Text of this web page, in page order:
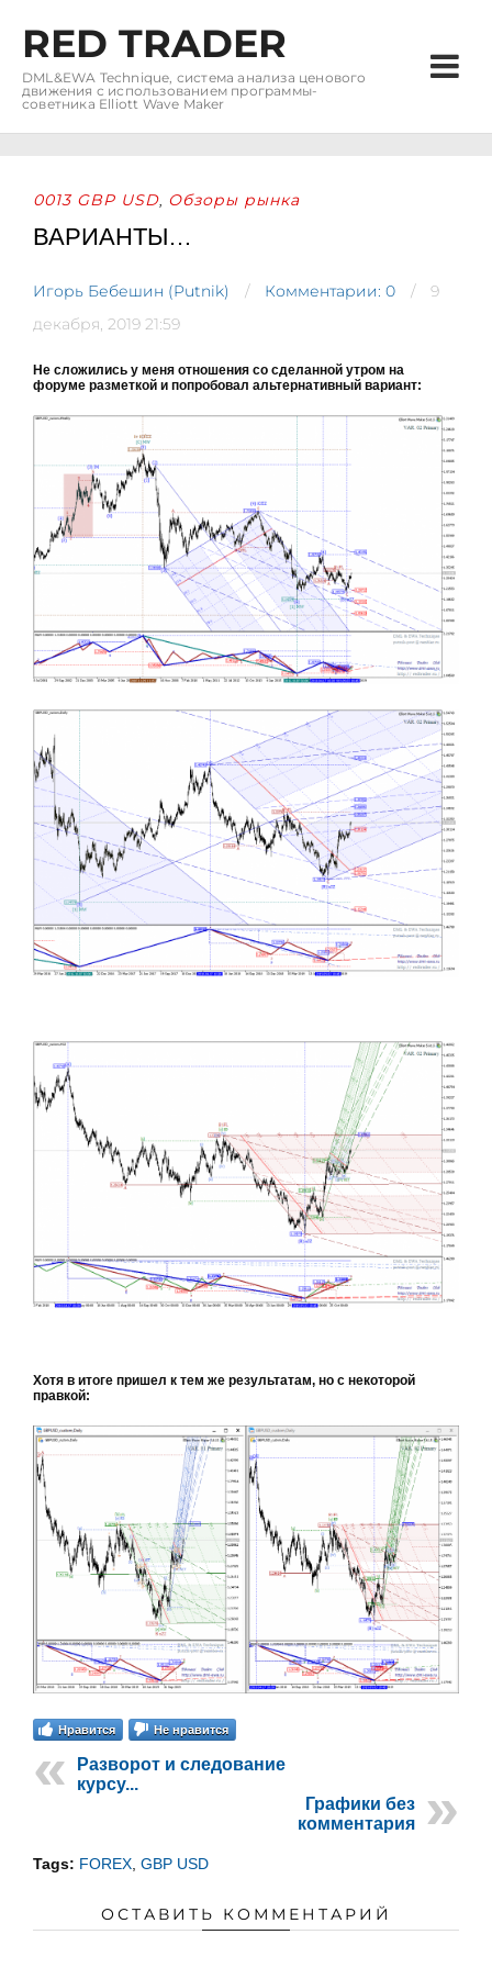
RED TRADER
DML&EWA Technique, система анализа ценового
движения с использованием программы-
советника Elliott Wave Maker
0013 GBP USD, Обзоры рынка
ВАРИАНТЫ…
Игорь Бебешин (Putnik) Комментарии: 0
9
декабря, 2019 21:59
Не сложились у меня отношения со сделанной утром на
форуме разметкой и попробовал альтернативный вариант:
Хотя в итоге пришел к тем же результатам, но с некоторой
правкой:
Нравится Не нравится
Разворот и следование
курсу...
Графики без
комментария
Tags: FOREX GBP USD
ОСТАВИТЬ КОММЕНТАРИЙ